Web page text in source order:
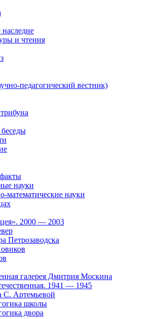
наследие
и чтения
педагогический вестник)
науки
математические науки
2000 — 2003
Петрозаводска
галерея Дмитрия Москина
1941 — 1945
С. Артемьевой
школы
двора